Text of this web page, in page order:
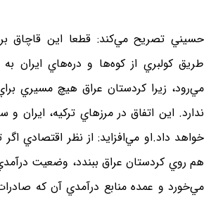
حسيني تصريح مي‌كند: قطعا اين قاچاق
طريق كولبري از كوه‌ها و دره‌هاي ايران
مي‌رود، زيرا كردستان عراق هيچ مسيري
ندارد. اين اتفاق در مرزهاي تركيه، ايران
خواهد داد.او مي‌افزايد: از نظر اقتصادي
هم روي كردستان عراق ببندد، وضعيت
مي‌خورد و عمده منابع درآمدي آن كه